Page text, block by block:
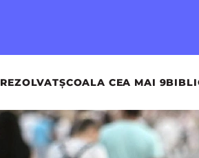
REZOLVATȘCOALA CEA MAI 9